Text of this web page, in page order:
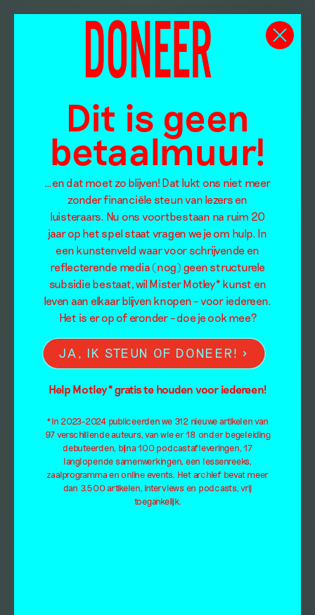
Dit is geen
betaalmuur!
…en dat moet zo blijven! Dat lukt ons niet meer
zonder financiële steun van lezers en
luisteraars. Nu ons voortbestaan na ruim 20
jaar op het spel staat vragen we je om hulp. In
een kunstenveld waar voor schrijvende en
reflecterende media (nog) geen structurele
subsidie bestaat, wil Mister Motley* kunst en
leven aan elkaar blijven knopen – voor iedereen.
Het is er op of eronder – doe je ook mee?
JA, IK STEUN OF DONEER!
Help Motley* gratis te houden voor iedereen!
*In 2023-2024 publiceerden we 312 nieuwe artikelen van
97 verschillende auteurs, van wie er 18 onder begeleiding
debuteerden, bijna 100 podcastafleveringen, 17
langlopende samenwerkingen, een lessenreeks,
zaalprogramma en online events. Het archief bevat meer
dan 3.500 artikelen, interviews en podcasts, vrij
toegankelijk.